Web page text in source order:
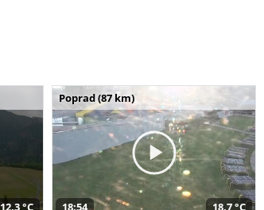
12,3 °C
Poprad (87 km)
18:54 18,7 °C